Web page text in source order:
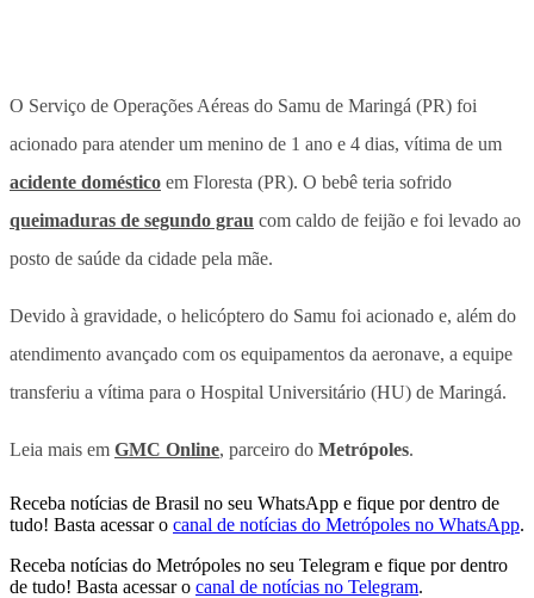
O Serviço de Operações Aéreas do Samu de Maringá (PR) foi
acionado para atender um menino de 1 ano e 4 dias, vítima de um
acidente doméstico em Floresta (PR). O bebê teria sofrido
queimaduras de segundo grau com caldo de feijão e foi levado ao
posto de saúde da cidade pela mãe.
Devido à gravidade, o helicóptero do Samu foi acionado e, além do
atendimento avançado com os equipamentos da aeronave, a equipe
transferiu a vítima para o Hospital Universitário (HU) de Maringá.
Leia mais em GMC Online, parceiro do Metrópoles.
Receba notícias de Brasil no seu WhatsApp e fique por dentro de
tudo! Basta acessar o canal de notícias do Metrópoles no WhatsApp.
Receba notícias do Metrópoles no seu Telegram e fique por dentro
de tudo! Basta acessar o canal de notícias no Telegram.